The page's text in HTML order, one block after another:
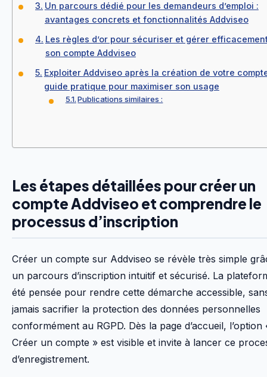
Un parcours dédié pour les demandeurs d’emploi :
avantages concrets et fonctionnalités Addviseo
Les règles d’or pour sécuriser et gérer
son compte Addviseo
Exploiter Addviseo après la création de votre
guide pratique pour maximiser son usage
Publications similaires :
Les étapes détaillées pour créer un
compte Addviseo et comprendre le
processus d’inscription
Créer un compte sur Addviseo se révèle très simple
un parcours d’inscription intuitif et sécurisé. La
été pensée pour rendre cette démarche accessible,
jamais sacrifier la protection des données personnelles
conformément au RGPD. Dès la page d’accueil, l’option
Créer un compte » est visible et invite à lancer ce
d’enregistrement.